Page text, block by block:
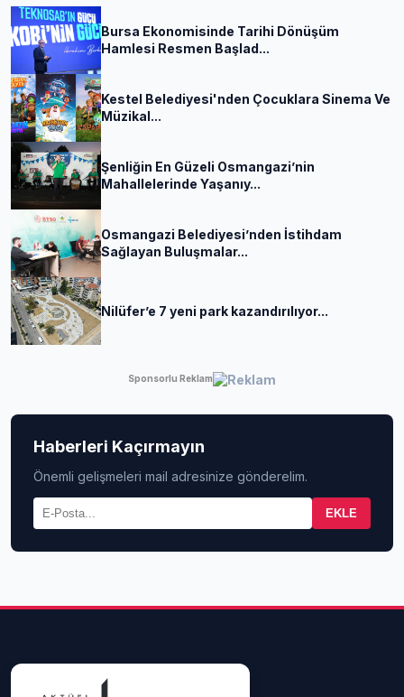
Bursa Ekonomisinde Tarihi Dönüşüm
Hamlesi Resmen Başlad...
Kestel Belediyesi'nden Çocuklara Sinema Ve
Müzikal...
Şenliğin En Güzeli Osmangazi’nin
Mahallelerinde Yaşanıy...
Osmangazi Belediyesi’nden İstihdam
Sağlayan Buluşmalar...
Nilüfer’e 7 yeni park kazandırılıyor...
Sponsorlu Reklam
Haberleri Kaçırmayın
Önemli gelişmeleri mail adresinize gönderelim.
EKLE